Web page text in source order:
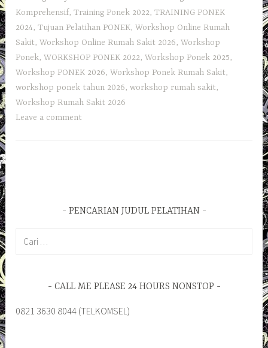
Komprehensif,Training Ponek 2022,TRAINING PONEK
2024,Tujuan Pelatihan PONEK,Workshop Online Rumah
Sakit,Workshop Online Rumah Sakit 2026,Workshop
Ponek,WORKSHOP PONEK 2022,Workshop Ponek 2025,
Workshop PONEK 2026,Workshop Ponek Rumah Sakit,
workshop ponek tahun 2026,workshop rumah sakit,
Workshop Rumah Sakit 2026
Leave a comment
PENCARIAN JUDUL PELATIHAN
CALL ME PLEASE 24 HOURS NONSTOP
0821 3630 8044 (TELKOMSEL)